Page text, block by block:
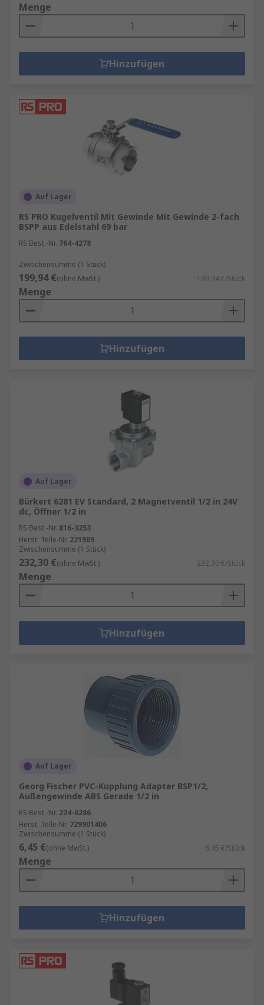
Menge
Hinzufügen
Auf Lager
RS PRO Kugelventil Mit Gewinde Mit Gewinde 2-fach
BSPP aus Edelstahl 69 bar
RS Best.-Nr. 764-4278
Zwischensumme (1 Stück)
199,94 €(ohne MwSt.) 199,94 €/Stück
Menge
Hinzufügen
Auf Lager
Bürkert 6281 EV Standard, 2 Magnetventil 1/2 in 24V
dc, Öffner 1/2 in
RS Best.-Nr. 816-3253
Herst. Teile-Nr. 221989
Zwischensumme (1 Stück)
232,30 €(ohne MwSt.) 232,30 €/Stück
Menge
Hinzufügen
Auf Lager
Georg Fischer PVC-Kupplung Adapter BSP1/2,
Außengewinde ABS Gerade 1/2 in
RS Best.-Nr. 224-6286
Herst. Teile-Nr. 729901406
Zwischensumme (1 Stück)
6,45 €(ohne MwSt.) 6,45 €/Stück
Menge
Hinzufügen